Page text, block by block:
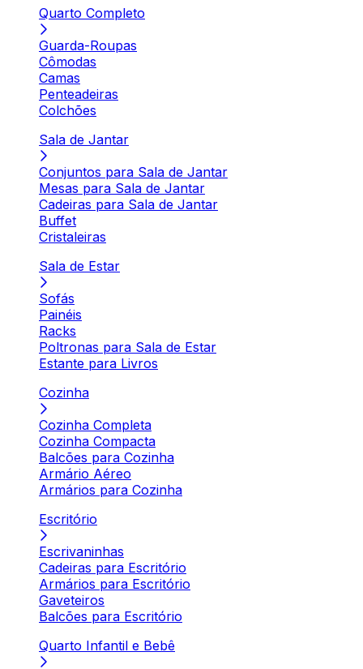
Quarto Completo
Guarda-Roupas
Cômodas
Camas
Penteadeiras
Colchões
Sala de Jantar
Conjuntos para Sala de Jantar
Mesas para Sala de Jantar
Cadeiras para Sala de Jantar
Buffet
Cristaleiras
Sala de Estar
Sofás
Painéis
Racks
Poltronas para Sala de Estar
Estante para Livros
Cozinha
Cozinha Completa
Cozinha Compacta
Balcões para Cozinha
Armário Aéreo
Armários para Cozinha
Escritório
Escrivaninhas
Cadeiras para Escritório
Armários para Escritório
Gaveteiros
Balcões para Escritório
Quarto Infantil e Bebê